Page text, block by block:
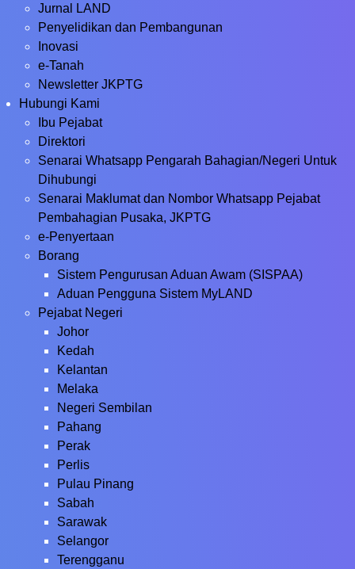
Jurnal LAND
Penyelidikan dan Pembangunan
Inovasi
e-Tanah
Newsletter JKPTG
Hubungi Kami
Ibu Pejabat
Direktori
Senarai Whatsapp Pengarah Bahagian/Negeri Untuk
Dihubungi
Senarai Maklumat dan Nombor Whatsapp Pejabat
Pembahagian Pusaka, JKPTG
e-Penyertaan
Borang
Sistem Pengurusan Aduan Awam (SISPAA)
Aduan Pengguna Sistem MyLAND
Pejabat Negeri
Johor
Kedah
Kelantan
Melaka
Negeri Sembilan
Pahang
Perak
Perlis
Pulau Pinang
Sabah
Sarawak
Selangor
Terengganu